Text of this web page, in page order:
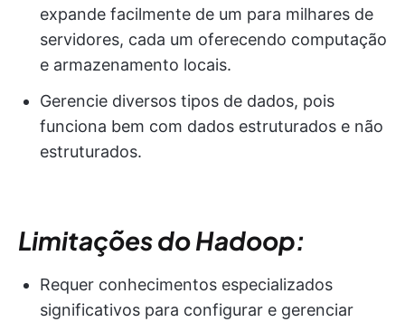
expande facilmente de um para milhares de
servidores, cada um oferecendo computação
e armazenamento locais.
Gerencie diversos tipos de dados, pois
funciona bem com dados estruturados e não
estruturados.
Limitações do Hadoop:
Requer conhecimentos especializados
significativos para configurar e gerenciar